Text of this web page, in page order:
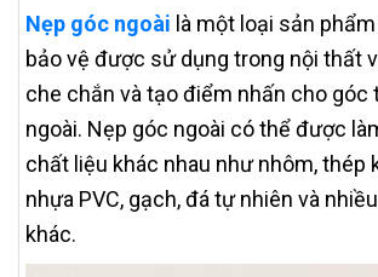
Nẹp góc ngoài là một loại sản
bảo vệ được sử dụng trong nội thất
che chắn và tạo điểm nhấn cho góc
ngoài. Nẹp góc ngoài có thể được
chất liệu khác nhau như nhôm, thép
nhựa PVC, gạch, đá tự nhiên và
khác.